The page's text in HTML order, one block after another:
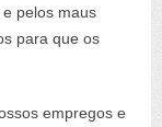
pelos maus
para que os
empregos e